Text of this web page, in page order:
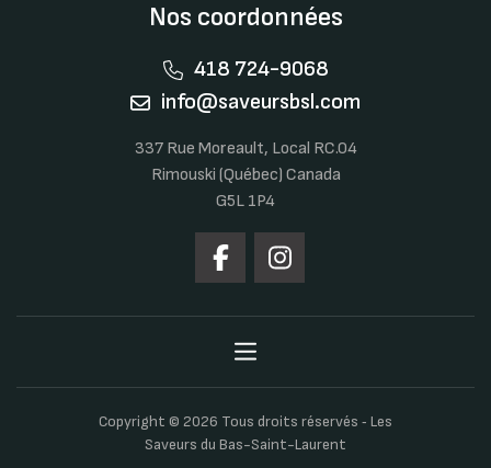
Nos coordonnées
418 724-9068
info@saveursbsl.com
337 Rue Moreault, Local RC.04
Rimouski (Québec) Canada
G5L 1P4
Copyright © 2026 Tous droits réservés ‐ Les
Saveurs du Bas-Saint-Laurent